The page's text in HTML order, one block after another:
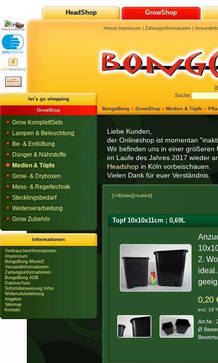
Liebe Kunden,
der Onlineshop ist momentan
Wir befinden uns in einer größeren
im Laufe des Jahres 2017 wieder
Headshop in Köln vorbeischauen.
Vielen Dank für euer Verständnis.
[<<Erstes] [<zurück]
Topf 10x10x11cm ; 0,69L
2.
0,20
incl. 19
Art.Nr.:
Ø
BongoBong » GrowShop » Medien & Töpfe »
let´s go shopping
GrowShop
Grow KomplettSets
Lampen & Beleuchtung
Be- & Entlüftung
Dünger & Nährstoffe
Medien & Töpfe
Grow- & Dryboxen
Mess- & Regeltechnik
Stecklingsbedarf
Weiterverarbeitung
Grow Zubehör
Informationen
Verbraucherinformationen
Impressum
BongoBong MovieZ
Versandinformationen
Zahlungsinformationen
BongoBong AGB
Datenschutz
Sofortüberweisung Infos
Widerrufsbelehrung
Angebot
Sitemap
Kontakt
HeadShop GrowShop
Suche:
Home Impressum |Zahlungsinformationen |